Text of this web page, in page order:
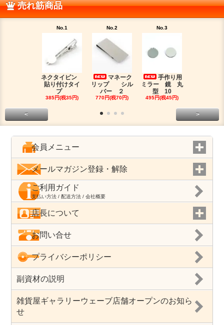
売れ筋商品
No.1
ネクタイピン
貼り付けタイ
プ
385円(税35円)
No.2
マネーク
リップ シル
バー ２
770円(税70円)
No.3
手作り用
ミラー 鏡 丸
型 10
495円(税45円)
< >
会員メニュー
メールマガジン登録・解除
ご利用ガイド
支払い方法 / 配送方法 / 会社概要
店長について
お問い合せ
プライバシーポリシー
副資材の説明
雑貨屋ギャラリーウェーブ店舗オープンのお知ら
せ